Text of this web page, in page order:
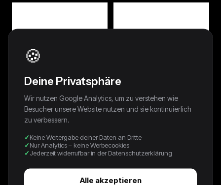
90s Avanti By C&A Shirt
Photoprint Gestreift Grün
39,00 €
90s Thomas Crickmay Shirt
Photoprint Schwarz
49,00 €
🍪
Deine Privatsphäre
Wir nutzen Google Analytics, um zu verstehen wie
Besucher unsere Website nutzen und sie kontinuierlich
zu verbessern.
Keine Weitergabe deiner Daten an Dritte
Nur Analytics – keine Werbecookies
Jederzeit widerrufbar in der Datenschutzerklärung
Alle akzeptieren